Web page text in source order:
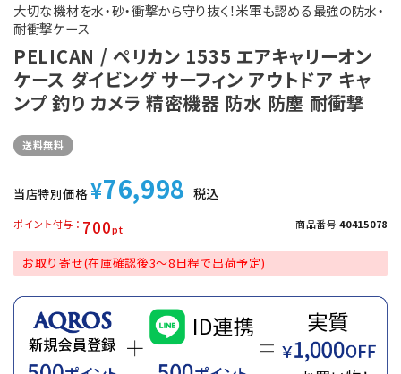
大切な機材を水・砂・衝撃から守り抜く！米軍も認める最強の防水・
耐衝撃ケース
PELICAN / ペリカン 1535 エアキャリーオン
ケース ダイビング サーフィン アウトドア キャ
ンプ 釣り カメラ 精密機器 防水 防塵 耐衝撃
送料無料
当店特別価格 ¥76,998 税込
700
ポイント付与 商品番号 40415078
お取り寄せ(在庫確認後3～8日程で出荷予定)